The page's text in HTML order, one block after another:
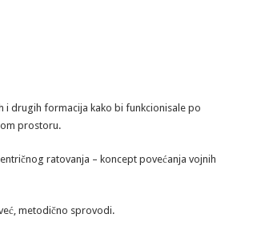
i drugih formacija kako bi funkcionisale po
prostoru.
ratovanja – koncept povećanja vojnih
metodično sprovodi.